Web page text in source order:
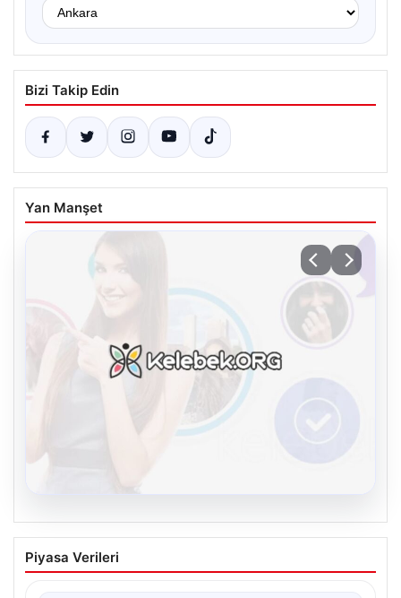
Bizi Takip Edin
Yan Manşet
Kelebek sohbet platformu İle Dijital
İletişimin Seviyeli Adresi Ve Chat
Piyasa Verileri